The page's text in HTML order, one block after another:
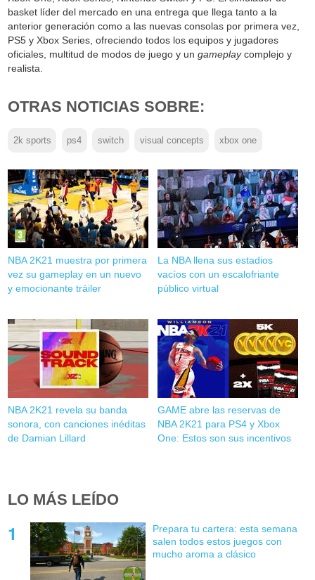
basket líder del mercado en una entrega que llega tanto a la
anterior generación como a las nuevas consolas por primera vez,
PS5 y Xbox Series, ofreciendo todos los equipos y jugadores
oficiales, multitud de modos de juego y ungameplaycomplejo y
realista.
OTRAS NOTICIAS SOBRE:
2k sports ps4 switch visual concepts xbox one
NBA 2K21 muestra por primera
vez su gameplay en un nuevo
y emocionante tráiler
La NBA llena sus estadios
vacíos con un escalofriante
público virtual
NBA 2K21 revela su banda
sonora, con canciones inéditas
de Damian Lillard
GAME abre las reservas de
NBA 2K21 para PS4 y Xbox
One: Estos son sus incentivos
LO MÁS LEÍDO
Prepara tu cartera: esta semana
salen todos estos juegos con
mucho aroma a clásico